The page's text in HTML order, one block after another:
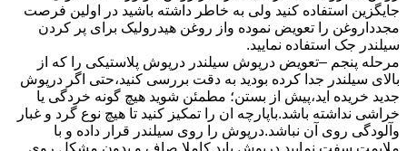
جایگزین استفاده کنید ولی به خاطر داشته باشید در اولین فرصت
مجدداروغن را تعویض نموده واز روغن هیدرولیک برای پر کردن
سیلندر جک استفاده نمایید.
مرحله پنجم –تعویض درپوش سیلندر درپوش پلاستیکی را که از
بالای سیلندر جدا کرده بودید به دقت بررسی کنید،حتی اگر درپوش
جدید خریده اید،پیش از بستن؛ مطمئن شوید هیچ گونه خردگی یا
خراشی نداشته باشد.باپارچه ان را تمکیز کنید تا هیچ نوع گرد و غبار
وآلودگی روی آن نباشد.درپوش را روی سیلندر قرار داده و با